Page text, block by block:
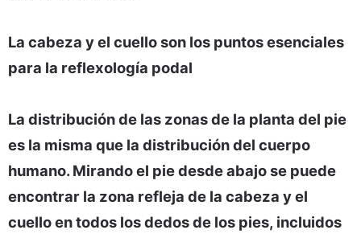
La cabeza y el cuello son los puntos esenciales
para la reflexología podal
La distribución de las zonas de la planta del pie
es la misma que la distribución del cuerpo
humano. Mirando el pie desde abajo se puede
encontrar la zona refleja de la cabeza y el
cuello en todos los dedos de los pies, incluidos